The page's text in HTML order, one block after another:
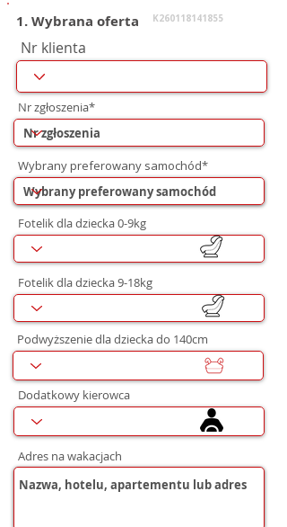
1. Wybrana oferta K260118141855
Nr klienta
Nr zgłoszenia*
Wybrany preferowany samochód*
Fotelik dla dziecka 0-9kg
Fotelik dla dziecka 9-18kg
Podwyższenie dla dziecka do 140cm
Dodatkowy kierowca
Adres na wakacjach